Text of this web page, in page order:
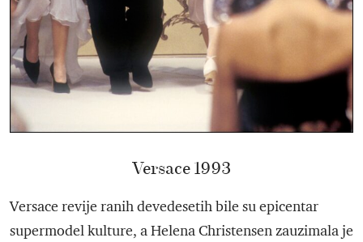
Versace 1993
Versace revije ranih devedesetih bile su epicentar
supermodel kulture, a Helena Christensen zauzimala je